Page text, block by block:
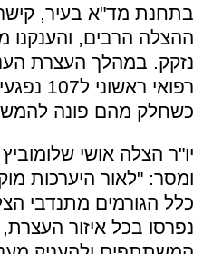
בתחנת מד"א בעיר,
ההצלה הרבים, והענקנו
נזקק. במהלך העצרת
רפואי
כשחלק מהם פונה
יו"ר הצלה אושי
ומסר: "לאור היערכות
כלל הגורמים מתנדבי
נפרסו בכל איזור